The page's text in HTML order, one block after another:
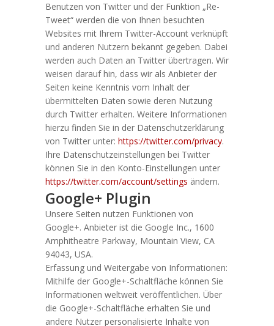
Benutzen von Twitter und der Funktion „Re-
Tweet“ werden die von Ihnen besuchten
Websites mit Ihrem Twitter-Account verknüpft
und anderen Nutzern bekannt gegeben. Dabei
werden auch Daten an Twitter übertragen. Wir
weisen darauf hin, dass wir als Anbieter der
Seiten keine Kenntnis vom Inhalt der
übermittelten Daten sowie deren Nutzung
durch Twitter erhalten. Weitere Informationen
hierzu finden Sie in der Datenschutzerklärung
von Twitter unter: https://twitter.com/privacy.
Ihre Datenschutzeinstellungen bei Twitter
können Sie in den Konto-Einstellungen unter
https://twitter.com/account/settings ändern.
Google+ Plugin
Unsere Seiten nutzen Funktionen von
Google+. Anbieter ist die Google Inc., 1600
Amphitheatre Parkway, Mountain View, CA
94043, USA.
Erfassung und Weitergabe von Informationen:
Mithilfe der Google+-Schaltfläche können Sie
Informationen weltweit veröffentlichen. Über
die Google+-Schaltfläche erhalten Sie und
andere Nutzer personalisierte Inhalte von